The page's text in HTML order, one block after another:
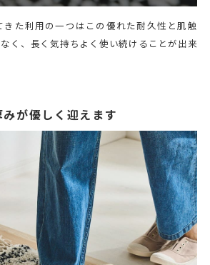
きた利用の一つはこの優れた耐久性と肌触
く、長く気持ちよく使い続けることが出来
が優しく迎えます